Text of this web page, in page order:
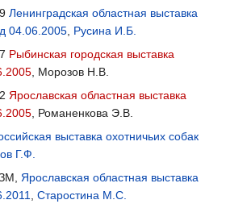
Ленинградская областная выставка
04.06.2005, Русина И.Б.
Рыбинская городская выставка
, Морозов Н.В.
Ярославская областная выставка
, Романенкова Э.В.
выставка охотничьих собак
Г.Ф.
Ярославская областная выставка
, Старостина М.С.